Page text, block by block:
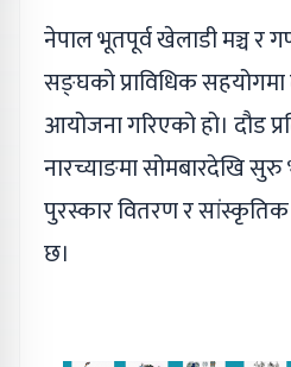
नेपाल भूतपूर्व खेलाडी मञ्च र
सङ्घको प्राविधिक सहयोगमा
आयोजना गरिएको हो। दौड
नारच्याङमा सोमबारदेखि
पुरस्कार वितरण र
छ।